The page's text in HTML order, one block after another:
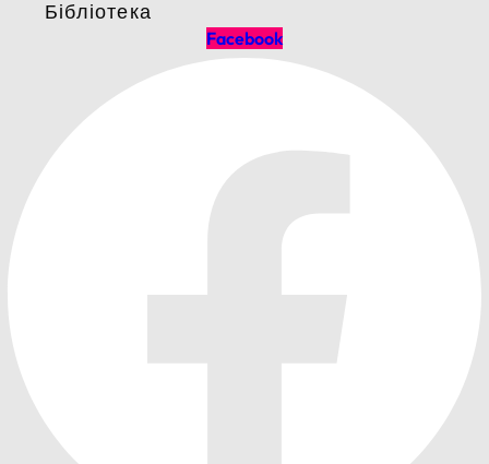
Бібліотека
Facebook